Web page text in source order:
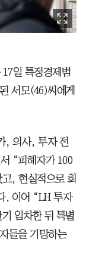
일 특정경제범
서모(46)씨에게
, 의사, 투자 전
“피해자가 100
, 현실적으로 회
. 이어 “LH 투자
임차한 뒤 특별
들을 기망하는